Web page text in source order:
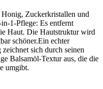
Zuckerkristallen und
1-Pflege: Es entfernt
Haut. Die Hautstruktur wird
schöner.Ein echter
sich durch seinen
Balsamöl-Textur aus, die die
umgibt.